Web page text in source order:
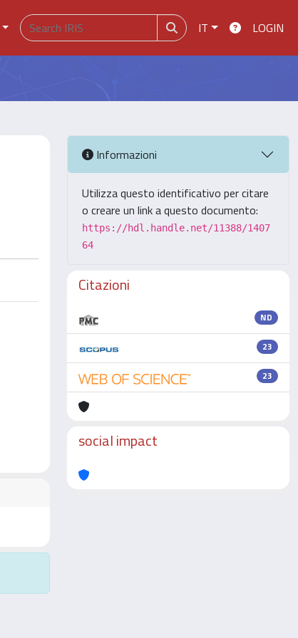
IT LOGIN
Informazioni
Utilizza questo identificativo per citare
o creare un link a questo documento:
https://hdl.handle.net/11388/1407
64
Citazioni
ND
23
23
social impact